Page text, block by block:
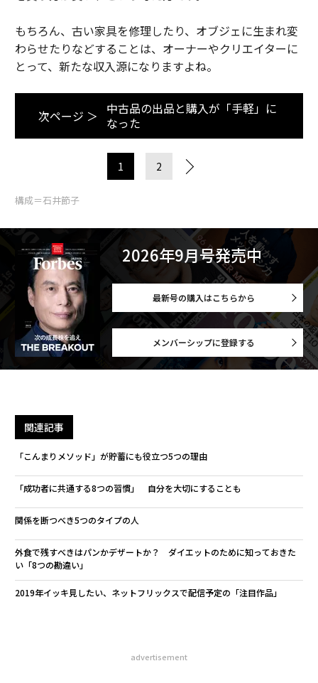
もちろん、古い家具を修理したり、オブジェに生まれ変
わらせたりなどすることは、オーナーやクリエイターに
とって、新たな収入源になりますよね。
次ページ ＞
中古品の出品と購入が「手軽」に
なった
1 2
構成＝石井節子
2026年9月号発売中
最新号の購入はこちらから
メンバーシップに登録する
関連記事
「こんまりメソッド」が貯蓄にも役立つ5つの理由
「成功者に共通する8つの習慣」 自分を大切にすることも
関係を断つべき5つのタイプの人
外食で残すべきはパンかデザートか？ ダイエットのために知っておきた
い「8つの勘違い」
2019年イッキ見したい、ネットフリックスで配信予定の「注目作品」
advertisement